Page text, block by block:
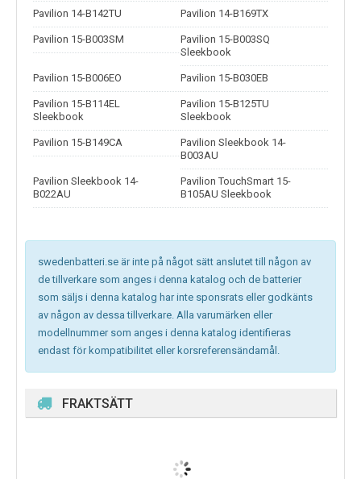
Pavilion 14-B142TU Pavilion 14-B169TX
Pavilion 15-B003SM
Pavilion 15-B003SQ
Sleekbook
Pavilion 15-B006EO Pavilion 15-B030EB
Pavilion 15-B114EL
Sleekbook
Pavilion 15-B125TU
Sleekbook
Pavilion 15-B149CA
Pavilion Sleekbook 14-
B003AU
Pavilion Sleekbook 14-
B022AU
Pavilion TouchSmart 15-
B105AU Sleekbook
swedenbatteri.se är inte på något sätt anslutet till någon av
de tillverkare som anges i denna katalog och de batterier
som säljs i denna katalog har inte sponsrats eller godkänts
av någon av dessa tillverkare. Alla varumärken eller
modellnummer som anges i denna katalog identifieras
endast för kompatibilitet eller korsreferensändamål.
FRAKTSÄTT